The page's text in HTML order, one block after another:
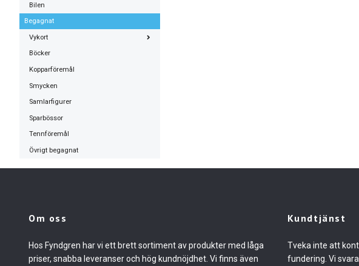
Bilen
Begagnat
Vykort
Böcker
Kopparföremål
Smycken
Samlarfigurer
Sparbössor
Tennföremål
Övrigt begagnat
Om oss
Hos Fyndgren har vi ett brett sortiment av produkter med låga
priser, snabba leveranser och hög kundnöjdhet. Vi finns även
Kundtjänst
Tveka inte att
fundering. Vi